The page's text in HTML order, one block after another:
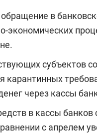
в
экономических
субъектов
карантинных
через кассы
в кассы
с апрелем